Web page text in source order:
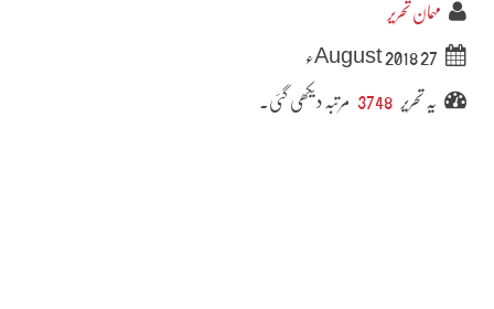
مہمان تحریر
27 August 2018ء
یہ تحریر 3748 مرتبہ دیکھی گئی۔